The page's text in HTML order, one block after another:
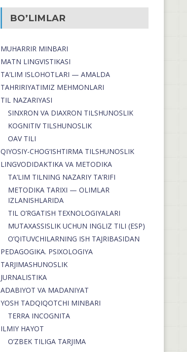
BO’LIMLAR
MUHARRIR MINBARI
MATN LINGVISTIKASI
TA’LIM ISLOHOTLARI — AMALDA
TAHRIRIYATIMIZ MEHMONLARI
TIL NAZARIYASI
SINXRON VA DIAXRON TILSHUNOSLIK
KOGNITIV TILSHUNOSLIK
OAV TILI
QIYOSIY-CHOG‘ISHTIRMA TILSHUNOSLIK
LINGVODIDAKTIKA VA METODIKA
TA’LIM TILNING NAZARIY TA’RIFI
METODIKA TARIXI — OLIMLAR
IZLANISHLARIDA
TIL O’RGATISH TEXNOLOGIYALARI
MUTAXASSISLIK UCHUN INGLIZ TILI (ESP)
O’QITUVCHILARNING ISH TAJRIBASIDAN
PEDAGOGIKA. PSIXOLOGIYA
TARJIMASHUNOSLIK
JURNALISTIKA
ADABIYOT VA MADANIYAT
YOSH TADQIQOTCHI MINBARI
TERRA INCOGNITA
ILMIY HAYOT
O’ZBEK TILIGA TARJIMA